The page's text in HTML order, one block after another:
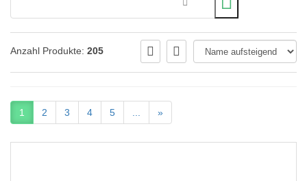
Anzahl Produkte: 205
1 2 3 4 5 »